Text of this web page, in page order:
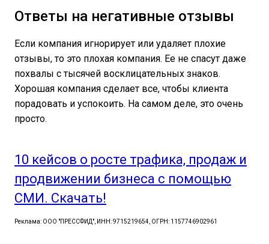
Ответы на негативные отзывы
Если компания игнорирует или удаляет плохие
отзывы, то это плохая компания. Ее не спасут даже
похвалы с тысячей восклицательных знаков.
Хорошая компания сделает все, чтобы клиента
порадовать и успокоить. На самом деле, это очень
просто.
10 кейсов о росте трафика, продаж и
продвижении бизнеса с помощью
СМИ. Скачать!
Реклама: ООО "ПРЕССФИД", ИНН: 9715219654, ОГРН: 1157746902961